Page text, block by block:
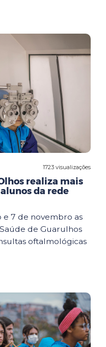
1723 visualizações
realiza mais
da rede
e 7 de novembro as
de Guarulhos
oftalmológicas